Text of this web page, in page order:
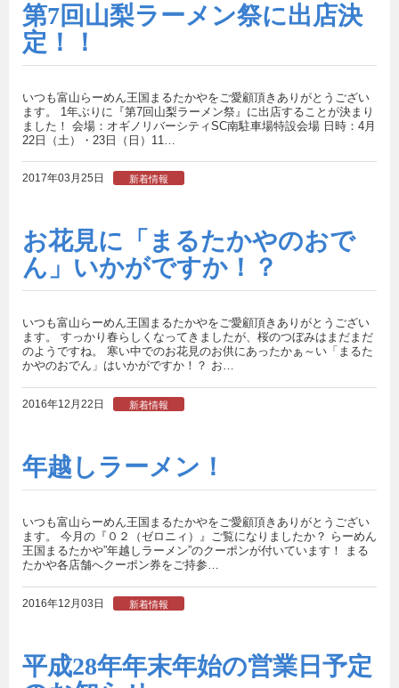
第7回山梨ラーメン祭に出店決
定！！
いつも富山らーめん王国まるたかやをご愛顧頂きありがとうござい
ます。 1年ぶりに『第7回山梨ラーメン祭』に出店することが決まり
ました！ 会場：オギノリバーシティSC南駐車場特設会場 日時：4月
22日（土）・23日（日）11…
2017年03月25日 新着情報
お花見に「まるたかやのおで
ん」いかがですか！？
いつも富山らーめん王国まるたかやをご愛顧頂きありがとうござい
ます。 すっかり春らしくなってきましたが、桜のつぼみはまだまだ
のようですね。 寒い中でのお花見のお供にあったかぁ～い「まるた
かやのおでん」はいかがですか！？ お…
2016年12月22日 新着情報
年越しラーメン！
いつも富山らーめん王国まるたかやをご愛顧頂きありがとうござい
ます。 今月の『０２（ゼロニィ）』ご覧になりましたか？ らーめん
王国まるたかや”年越しラーメン”のクーポンが付いています！ まる
たかや各店舗へクーポン券をご持参…
2016年12月03日 新着情報
平成28年年末年始の営業日予定